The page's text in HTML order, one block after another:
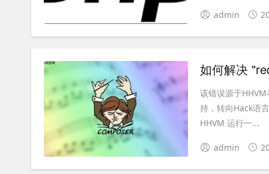
admin
该错误源于
持，转向Hack语
HHVM 运行一...
admin